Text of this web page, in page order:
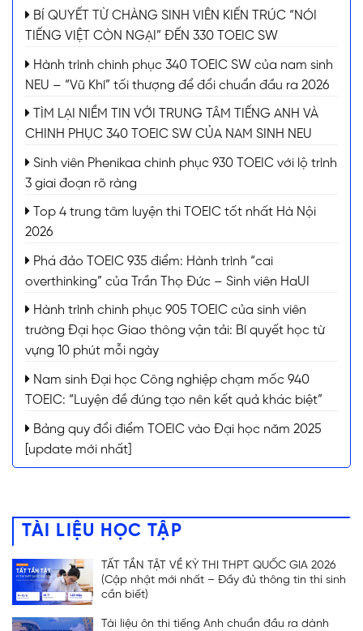
BÍ QUYẾT TỪ CHÀNG SINH VIÊN KIẾN TRÚC “NÓI
TIẾNG VIỆT CÒN NGẠI” ĐẾN 330 TOEIC SW
Hành trình chinh phục 340 TOEIC SW của nam sinh
NEU – “Vũ Khí” tối thượng để đổi chuẩn đầu ra 2026
TÌM LẠI NIỀM TIN VỚI TRUNG TÂM TIẾNG ANH VÀ
CHINH PHỤC 340 TOEIC SW CỦA NAM SINH NEU
Sinh viên Phenikaa chinh phục 930 TOEIC với lộ trình
3 giai đoạn rõ ràng
Top 4 trung tâm luyện thi TOEIC tốt nhất Hà Nội
2026
Phá đảo TOEIC 935 điểm: Hành trình “cai
overthinking” của Trần Thọ Đức – Sinh viên HaUI
Hành trình chinh phục 905 TOEIC của sinh viên
trường Đại học Giao thông vận tải: Bí quyết học từ
vựng 10 phút mỗi ngày
Nam sinh Đại học Công nghiệp chạm mốc 940
TOEIC: “Luyện đề đúng tạo nên kết quả khác biệt”
Bảng quy đổi điểm TOEIC vào Đại học năm 2025
[update mới nhất]
TÀI LIỆU HỌC TẬP
TẤT TẦN TẬT VỀ KỲ THI THPT QUỐC GIA 2026
(Cập nhật mới nhất – Đầy đủ thông tin thí sinh
cần biết)
Tài liệu ôn thi tiếng Anh chuẩn đầu ra dành
ĐĂNG KÝ TƯ VẤN